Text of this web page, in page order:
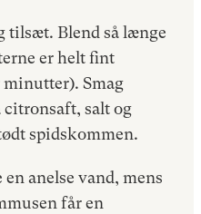
tilsæt. Blend så længe
er helt fint
minutter). Smag
salt og
spidskommen.
anelse vand, mens
får en